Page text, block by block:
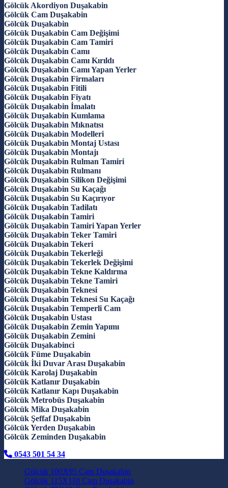
Gölcük Akordiyon Duşakabin
Gölcük Cam Duşakabin
Gölcük Duşakabin
Gölcük Duşakabin Cam Değişimi
Gölcük Duşakabin Cam Tamiri
Gölcük Duşakabin Camı
Gölcük Duşakabin Camı Kırıldı
Gölcük Duşakabin Camı Yapan Yerler
Gölcük Duşakabin Firmaları
Gölcük Duşakabin Fitili
Gölcük Duşakabin Fiyatı
Gölcük Duşakabin İmalatı
Gölcük Duşakabin Kumlama
Gölcük Duşakabin Mıknatısı
Gölcük Duşakabin Modelleri
Gölcük Duşakabin Montaj Ustası
Gölcük Duşakabin Montajı
Gölcük Duşakabin Rulman Tamiri
Gölcük Duşakabin Rulmanı
Gölcük Duşakabin Silikon Değişimi
Gölcük Duşakabin Su Kaçağı
Gölcük Duşakabin Su Kaçırıyor
Gölcük Duşakabin Tadilatı
Gölcük Duşakabin Tamiri
Gölcük Duşakabin Tamiri Yapan Yerler
Gölcük Duşakabin Teker Tamiri
Gölcük Duşakabin Tekeri
Gölcük Duşakabin Tekerleği
Gölcük Duşakabin Tekerlek Değişimi
Gölcük Duşakabin Tekne Kaldırma
Gölcük Duşakabin Tekne Tamiri
Gölcük Duşakabin Teknesi
Gölcük Duşakabin Teknesi Su Kaçağı
Gölcük Duşakabin Temperli Cam
Gölcük Duşakabin Ustası
Gölcük Duşakabin Zemin Yapımı
Gölcük Duşakabin Zemini
Gölcük Duşakabinci
Gölcük Füme Duşakabin
Gölcük İki Duvar Arası Duşakabin
Gölcük Karolaj Duşakabin
Gölcük Katlanır Duşakabin
Gölcük Katlanır Kapı Duşakabin
Gölcük Metrobüs Duşakabin
Gölcük Mika Duşakabin
Gölcük Şeffaf Duşakabin
Gölcük Yerden Duşakabin
Gölcük Zeminden Duşakabin
0543 501 54 34
Gölcük 100X95 Cam Duşakabin
Gölcük 115X110 Cam Duşakabin